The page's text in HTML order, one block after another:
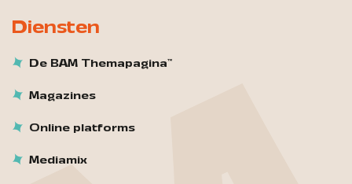
Diensten
De BAM Themapagina™
Magazines
Online platforms
Mediamix